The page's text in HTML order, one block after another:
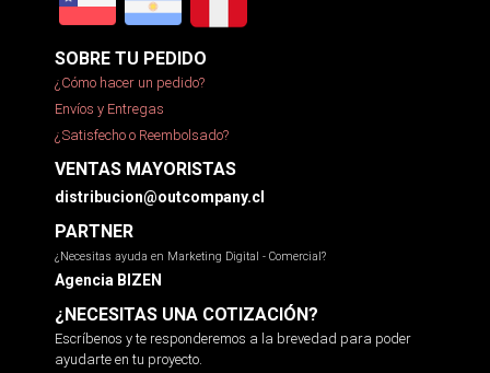
SOBRE TU PEDIDO
¿Cómo hacer un pedido?
Envíos y Entregas
¿Satisfecho o Reembolsado?
VENTAS MAYORISTAS
distribucion@outcompany.cl
PARTNER
¿Necesitas ayuda en Marketing Digital - Comercial?
Agencia BIZEN
¿NECESITAS UNA COTIZACIÓN?
Escríbenos y te responderemos a la brevedad para poder
ayudarte en tu proyecto.